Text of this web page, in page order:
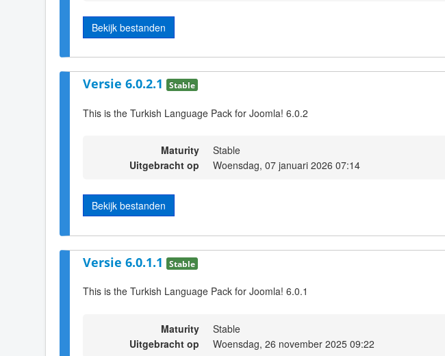
Bekijk bestanden
Versie 6.0.2.1 Stable
This is the Turkish Language Pack for Joomla! 6.0.2
Maturity
Stable
Uitgebracht op
Woensdag, 07 januari 2026 07:14
Bekijk bestanden
Versie 6.0.1.1 Stable
This is the Turkish Language Pack for Joomla! 6.0.1
Maturity
Stable
Uitgebracht op
Woensdag, 26 november 2025 09:22